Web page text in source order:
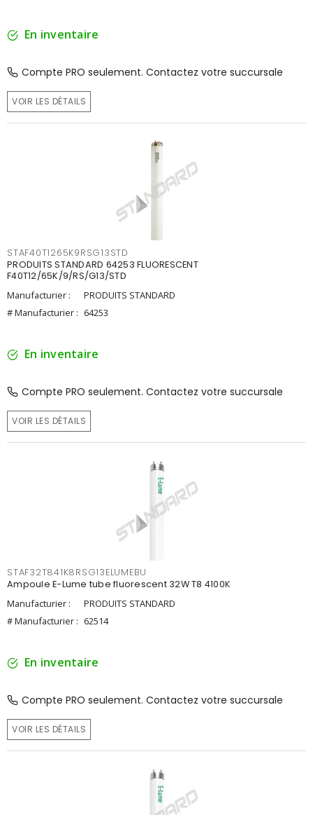
En inventaire
Compte PRO seulement. Contactez votre succursale
VOIR LES DÉTAILS
STAF40T1265K9RSG13STD
PRODUITS STANDARD 64253 FLUORESCENT
F40T12/65K/9/RS/G13/STD
Manufacturier :
PRODUITS STANDARD
# Manufacturier : 64253
En inventaire
Compte PRO seulement. Contactez votre succursale
VOIR LES DÉTAILS
STAF32T841K8RSG13ELUMEBU
Ampoule E-Lume tube fluorescent 32W T8 4100K
Manufacturier :
PRODUITS STANDARD
# Manufacturier : 62514
En inventaire
Compte PRO seulement. Contactez votre succursale
VOIR LES DÉTAILS